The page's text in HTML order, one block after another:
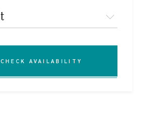
CHECK AVAILABILITY